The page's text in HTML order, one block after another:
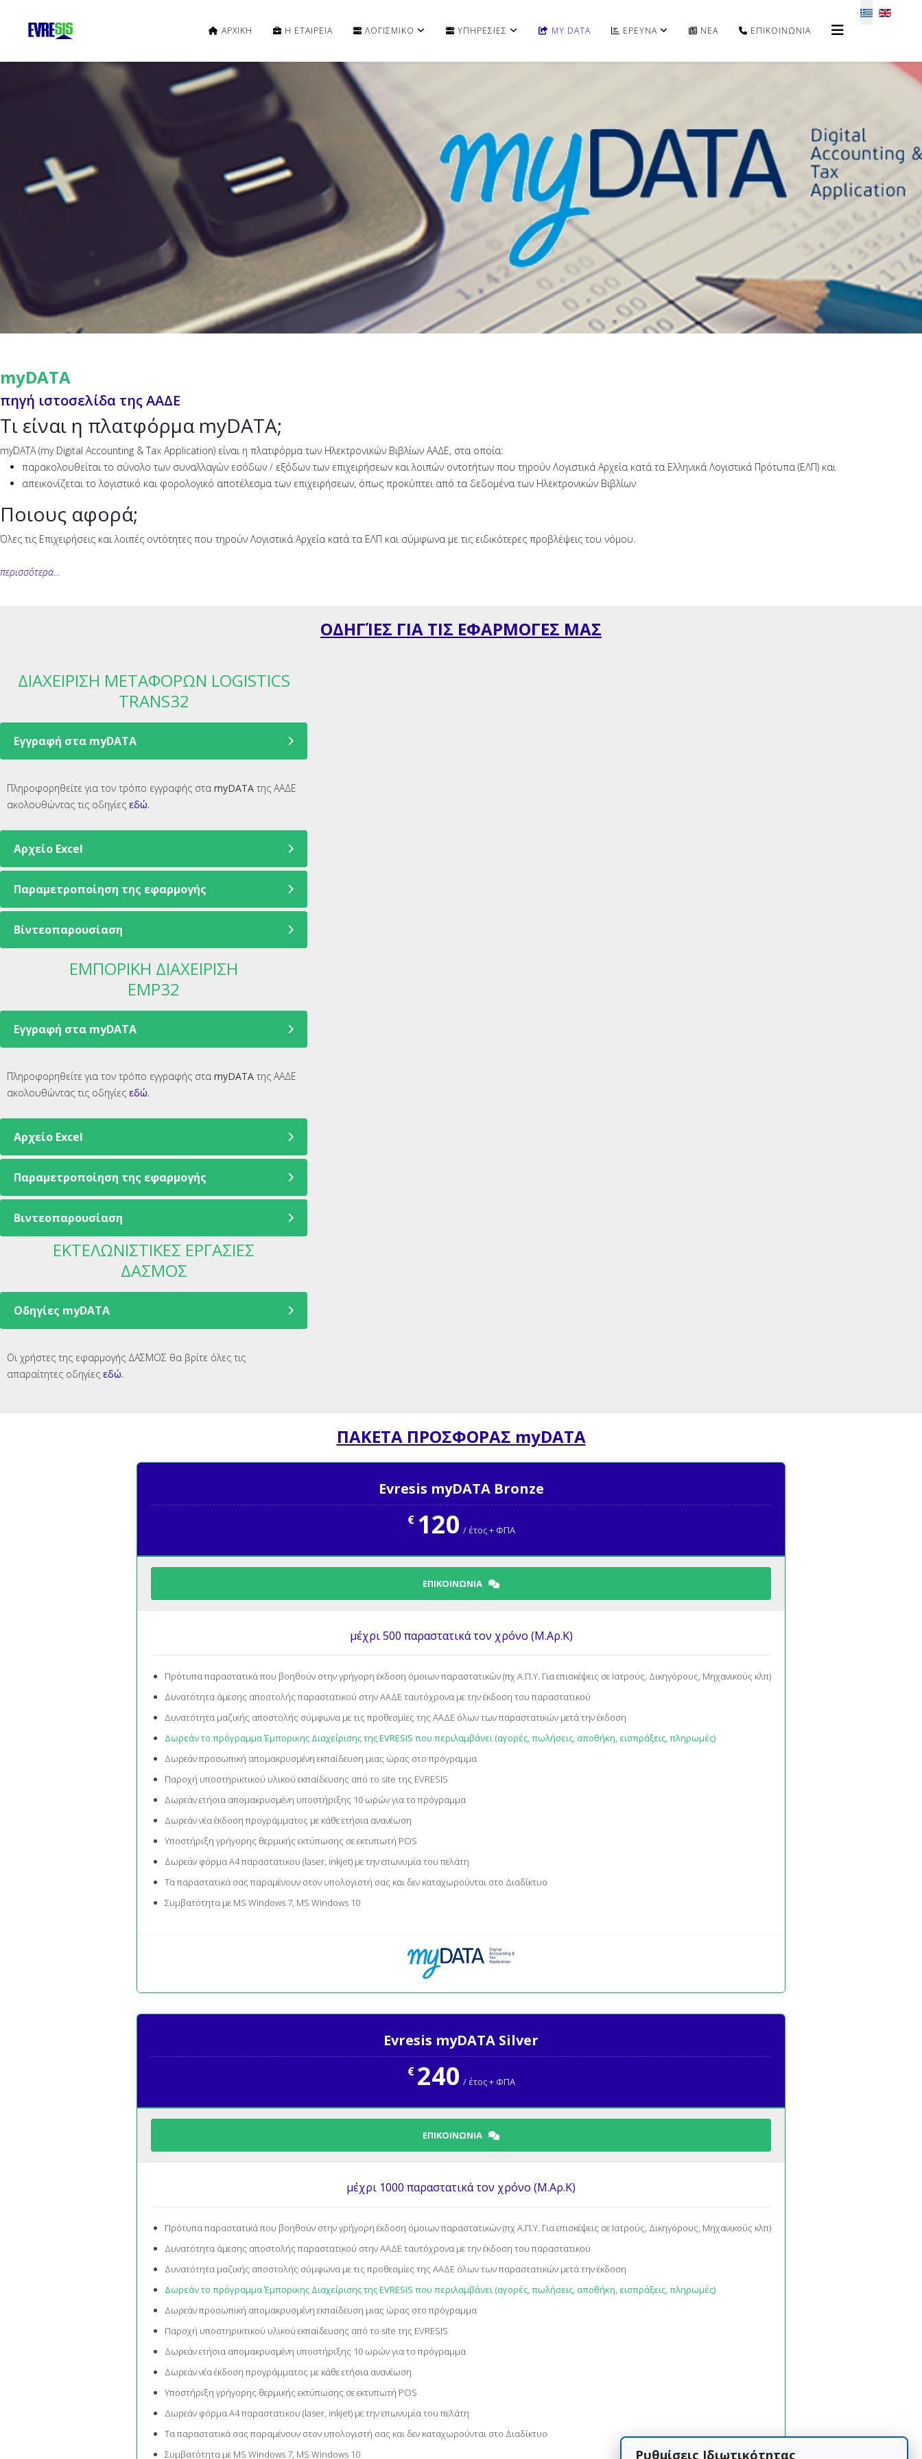
ΑΡΧΙΚΗ Η ΕΤΑΙΡΕΙΑ ΛΟΓΙΣΜΙΚΟ ΥΠΗΡΕΣΙΕΣ MY DATA ΕΡΕΥΝΑ ΝΕΑ ΕΠΙΚΟΙΝΩΝΙΑ
Επιλέξτε τη
myDATA
πηγή ιστοσελίδα της ΑΑΔΕ
Τι είναι η πλατφόρμα myDATA;
myDATA (my Digital Accounting & Tax Application) είναι η πλατφόρμα των Ηλεκτρονικών Βιβλίων ΑΑΔΕ, στα οποία:
παρακολουθείται το σύνολο των συναλλαγών εσόδων / εξόδων των επιχειρήσεων και λοιπών οντοτήτων που τηρούν Λογιστικά Αρχεία κατά τα Ελληνικά Λογιστικά Πρότυπα (ΕΛΠ) και
απεικονίζεται το λογιστικό και φορολογικό αποτέλεσμα των επιχειρήσεων, όπως προκύπτει από τα δεδομένα των Ηλεκτρονικών Βιβλίων
Ποιους αφορά;
Όλες τις Επιχειρήσεις και λοιπές οντότητες που τηρούν Λογιστικά Αρχεία κατά τα ΕΛΠ και σύμφωνα με τις ειδικότερες προβλέψεις του νόμου.
περισσότερα...
ΟΔΗΓΊΕΣ ΓΙΑ ΤΙΣ ΕΦΑΡΜΟΓΕΣ ΜΑΣ
ΔΙΑΧΕΙΡΙΣΗ ΜΕΤΑΦΟΡΩΝ LOGISTICS
TRANS32
Eγγραφή στα myDATA
Πληροφορηθείτε για τον τρόπο εγγραφής στα myDATA της ΑΑΔΕ
ακολουθώντας τις οδηγίες εδώ.
Αρχείο Excel
Παραμετροποίηση της εφαρμογής
Βίντεοπαρουσίαση
ΕΜΠΟΡΙΚΗ ΔΙΑΧΕΙΡΙΣΗ
EMP32
Eγγραφή στα myDATA
Πληροφορηθείτε για τον τρόπο εγγραφής στα myDATA της ΑΑΔΕ
ακολουθώντας τις οδηγίες εδώ.
Αρχείο Excel
Παραμετροποίηση της εφαρμογής
Βιντεοπαρουσίαση
ΕΚΤΕΛΩΝΙΣΤΙΚΕΣ ΕΡΓΑΣΙΕΣ
ΔΑΣΜΟΣ
Οδηγίες myDATA
Οι χρήστες της εφαρμογής ΔΑΣΜΟΣ θα βρίτε όλες τις
απαραίτητες οδηγίες εδώ.
ΠΑΚΕΤΑ ΠΡΟΣΦΟΡΑΣ myDATA
Evresis myDATA Bronze
€ 120 / έτος + ΦΠΑ
ΕΠΙΚΟΙΝΩΝΊΑ
μέχρι 500 παραστατικά τον χρόνο (Μ.Αρ.Κ)
Πρότυπα παραστατικά που βοηθούν στην γρήγορη έκδοση όμοιων παραστατικών (πχ Α.Π.Υ. Για επισκέψεις σε Ιατρούς, Δικηγόρους, Μηχανικούς κλπ)
Δυνατότητα άμεσης αποστολής παραστατικού στην ΑΑΔΕ ταυτόχρονα με την έκδοση του παραστατικού
Δυνατότητα μαζικής αποστολής σύμφωνα με τις προθεσμίες της ΑΑΔΕ όλων των παραστατικών μετά την έκδοση
Δωρεάν το πρόγραμμα Έμπορικης Διαχείρισης της EVRESIS που περιλαμβάνει (αγορές, πωλήσεις, αποθήκη, εισπράξεις, πληρωμές)
Δωρεάν προσωπική απομακρυσμένη εκπαίδευση μιας ώρας στο πρόγραμμα
Παροχή υποστηρικτικού υλικού εκπαίδευσης από το site της EVRESIS
Δωρεάν ετήσια απομακρυσμένη υποστήριξης 10 ωρών για το πρόγραμμα
Δωρεάν νέα έκδοση προγράμματος με κάθε ετήσια ανανέωση
Υποστήριξη γρήγορης θερμικής εκτύπωσης σε εκτυπωτή POS
Δωρεάν φόρμα Α4 παραστατικου (laser, inkjet) με την επωνυμία του πελάτη
Τα παραστατικά σας παραμένουν στον υπολογιστή σας και δεν καταχωρούνται στο Διαδίκτυο
Συμβατότητα με MS Windows 7, MS Windows 10
Evresis myDATA Silver
€ 240 / έτος + ΦΠΑ
ΕΠΙΚΟΙΝΩΝΊΑ
μέχρι 1000 παραστατικά τον χρόνο (Μ.Αρ.Κ)
Πρότυπα παραστατικά που βοηθούν στην γρήγορη έκδοση όμοιων παραστατικών (πχ Α.Π.Υ. Για επισκέψεις σε Ιατρούς, Δικηγόρους, Μηχανικούς κλπ)
Δυνατότητα άμεσης αποστολής παραστατικού στην ΑΑΔΕ ταυτόχρονα με την έκδοση του παραστατικού
Δυνατότητα μαζικής αποστολής σύμφωνα με τις προθεσμίες της ΑΑΔΕ όλων των παραστατικών μετά την έκδοση
Δωρεάν το πρόγραμμα Έμπορικης Διαχείρισης της EVRESIS που περιλαμβάνει (αγορές, πωλήσεις, αποθήκη, εισπράξεις, πληρωμές)
Δωρεάν προσωπική απομακρυσμένη εκπαίδευση μιας ώρας στο πρόγραμμα
Παροχή υποστηρικτικού υλικού εκπαίδευσης από το site της EVRESIS
Δωρεάν ετήσια απομακρυσμένη υποστήριξης 10 ωρών για το πρόγραμμα
Δωρεάν νέα έκδοση προγράμματος με κάθε ετήσια ανανέωση
Υποστήριξη γρήγορης θερμικής εκτύπωσης σε εκτυπωτή POS
Δωρεάν φόρμα Α4 παραστατικου (laser, inkjet) με την επωνυμία του πελάτη
Τα παραστατικά σας παραμένουν στον υπολογιστή σας και δεν καταχωρούνται στο Διαδίκτυο
Συμβατότητα με MS Windows 7, MS Windows 10
Ρυθμίσεις Ιδιωτικότητας